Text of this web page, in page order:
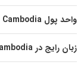
واحد پول Cambodia
زبان رایج در Cambodia